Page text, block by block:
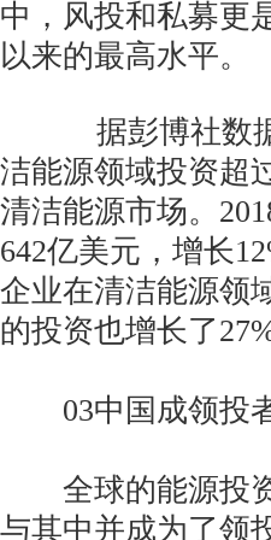
中，风投和私募更
以来的最高水平。
据彭博社数据，
洁能源领域投资超
清洁能源市场。
642亿美元，增长
企业在清洁能源领
的投资也增长了
03中国成领投
全球的能源投资
与其中并成为了领